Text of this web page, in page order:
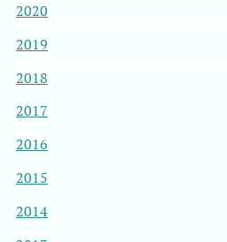
2020
2019
2018
2017
2016
2015
2014